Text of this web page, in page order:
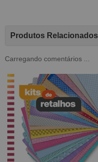
Produtos Relacionados
Carregando comentários ...